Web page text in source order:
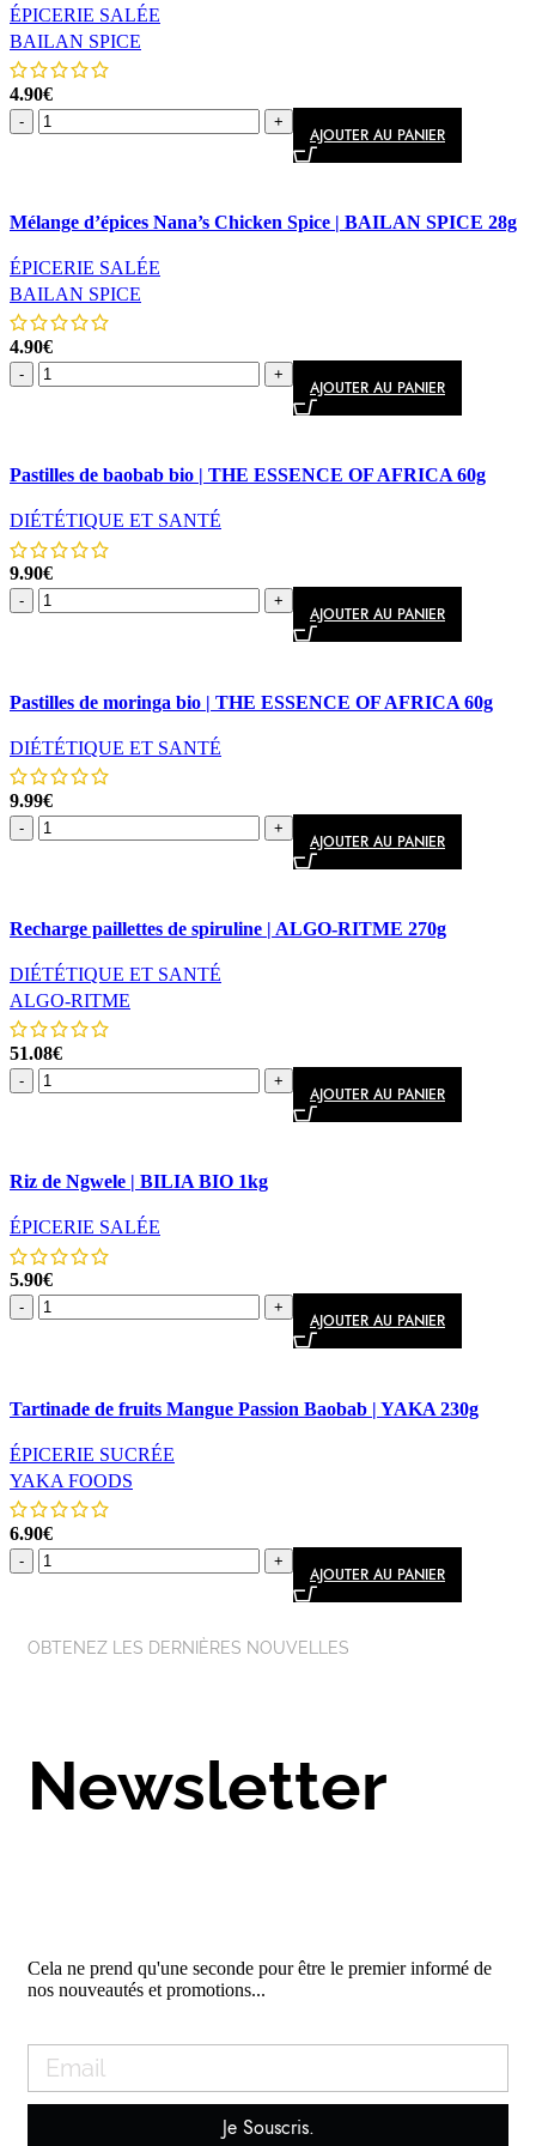
ÉPICERIE SALÉE
BAILAN SPICE
4.90€
- +
AJOUTER AU PANIER
Aperçu rapide
Mélange d’épices Nana’s Chicken Spice | BAILAN SPICE 28g
ÉPICERIE SALÉE
BAILAN SPICE
4.90€
- +
AJOUTER AU PANIER
Aperçu rapide
Pastilles de baobab bio | THE ESSENCE OF AFRICA 60g
DIÉTÉTIQUE ET SANTÉ
9.90€
- +
AJOUTER AU PANIER
Aperçu rapide
Pastilles de moringa bio | THE ESSENCE OF AFRICA 60g
DIÉTÉTIQUE ET SANTÉ
9.99€
- +
AJOUTER AU PANIER
Aperçu rapide
Recharge paillettes de spiruline | ALGO-RITME 270g
DIÉTÉTIQUE ET SANTÉ
ALGO-RITME
51.08€
- +
AJOUTER AU PANIER
Aperçu rapide
Riz de Ngwele | BILIA BIO 1kg
ÉPICERIE SALÉE
5.90€
- +
AJOUTER AU PANIER
Aperçu rapide
Tartinade de fruits Mangue Passion Baobab | YAKA 230g
ÉPICERIE SUCRÉE
YAKA FOODS
6.90€
- +
AJOUTER AU PANIER
OBTENEZ LES DERNIÈRES NOUVELLES
Newsletter
Cela ne prend qu'une seconde pour être le premier informé de
nos nouveautés et promotions...
Je Souscris.